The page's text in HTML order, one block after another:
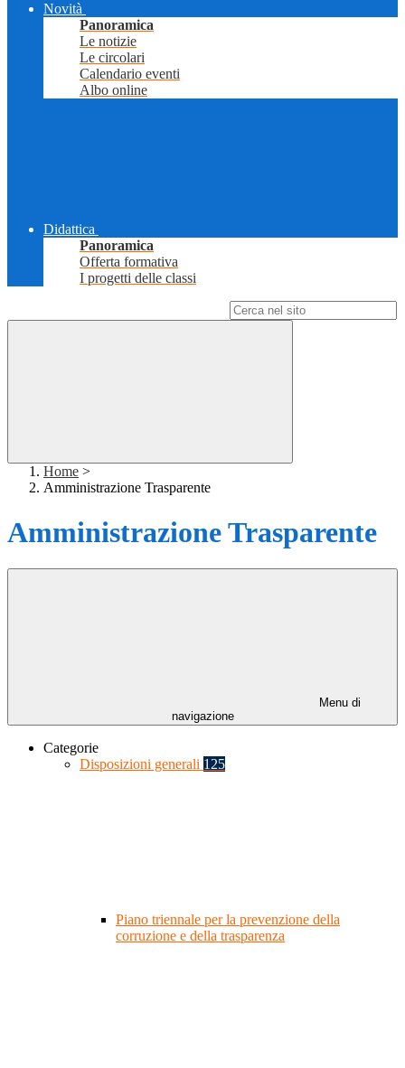
Novità
Panoramica
Le notizie
Le circolari
Calendario eventi
Albo online
Didattica
Panoramica
Offerta formativa
I progetti delle classi
Home >
Amministrazione Trasparente
Amministrazione Trasparente
Menu di
navigazione
Categorie
Disposizioni generali 125
Piano triennale per la prevenzione della
corruzione e della trasparenza